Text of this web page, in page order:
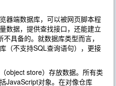
器端数据库，可以被网页脚本程
数据，提供查找接口，还能建立
具备的。就数据库类型而言，
（不支持SQL查询语句），更接
object store）存放数据。所有类
JavaScript对象。在对像仓库